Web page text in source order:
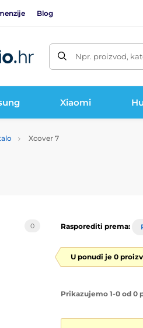
Blog
Npr. proizvod,
Xiaomi
Xcover 7
0 Rasporediti prema:
U ponudi je 0
Prikazujemo 1-0 od 0